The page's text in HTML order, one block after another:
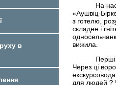
На
«Аушвіц-
з готелю,
складне і
вижила.
Через ці
для людей ?
в